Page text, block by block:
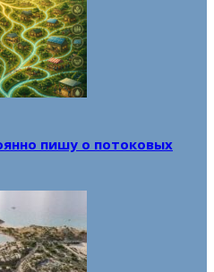
пишу о потоковых